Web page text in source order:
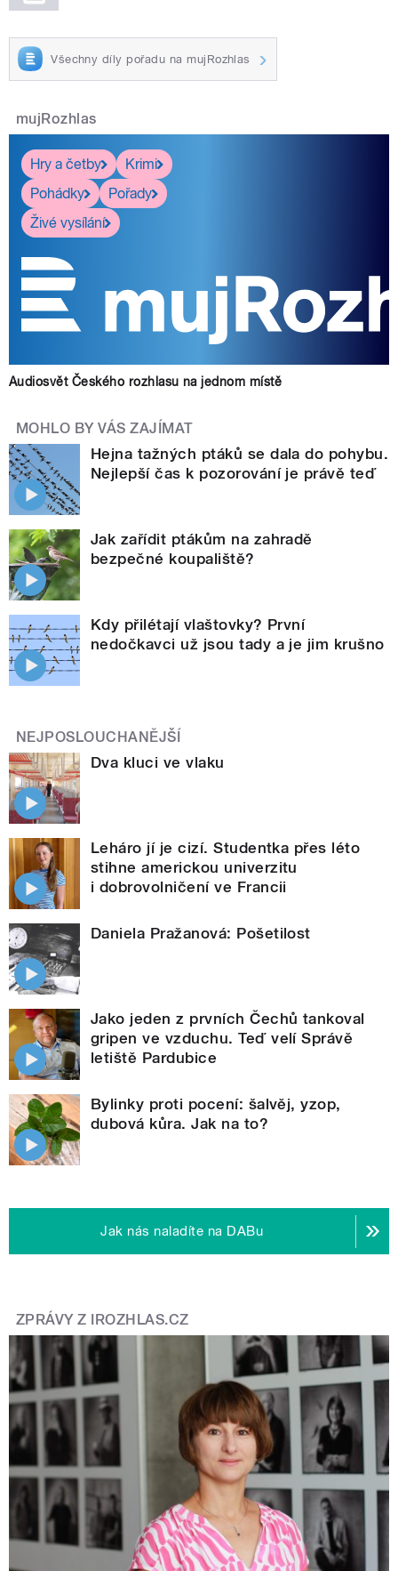
Všechny díly pořadu na mujRozhlas
mujRozhlas
Hry a četby
Krimi
Pohádky
Pořady
Živé vysílání
Audiosvět Českého rozhlasu na jednom místě
MOHLO BY VÁS ZAJÍMAT
Hejna tažných ptáků se dala do pohybu.
Nejlepší čas k pozorování je právě teď
Jak zařídit ptákům na zahradě
bezpečné koupaliště?
Kdy přilétají vlaštovky? První
nedočkavci už jsou tady a je jim krušno
NEJPOSLOUCHANĚJŠÍ
Dva kluci ve vlaku
Leháro jí je cizí. Studentka přes léto
stihne americkou univerzitu
i dobrovolničení ve Francii
Daniela Pražanová: Pošetilost
Jako jeden z prvních Čechů tankoval
gripen ve vzduchu. Teď velí Správě
letiště Pardubice
Bylinky proti pocení: šalvěj, yzop,
dubová kůra. Jak na to?
Jak nás naladíte na DABu
ZPRÁVY Z IROZHLAS.CZ